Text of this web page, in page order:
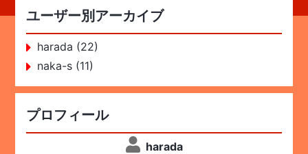
ユーザー別アーカイブ
harada (22)
naka-s (11)
プロフィール
harada